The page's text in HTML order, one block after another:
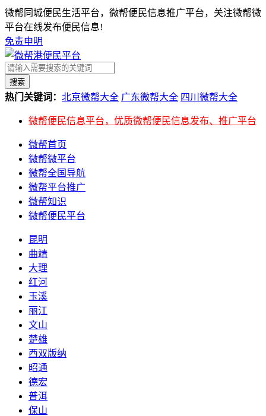
微帮同城便民生活平台，微帮便民信息推广平台，关注微帮微
平台在线发布便民信息!
免责申明
搜索
热门关键词： 北京微帮大全 广东微帮大全 四川微帮大全
微帮便民信息平台，优质微帮便民信息发布、推广平台
微帮首页
微帮微平台
微帮全国导航
微帮平台推广
微帮知识
微帮便民平台
昆明
曲靖
大理
红河
玉溪
丽江
文山
楚雄
西双版纳
昭通
德宏
普洱
保山